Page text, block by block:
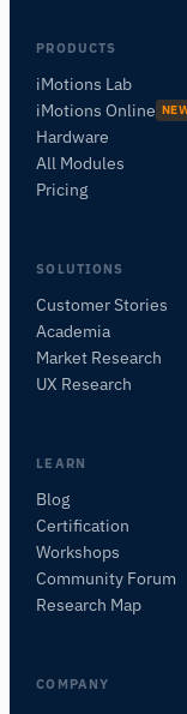
PRODUCTS
iMotions Lab
iMotions Online
Hardware
All Modules
Pricing
SOLUTIONS
Customer Stories
Academia
Market Research
UX Research
LEARN
Blog
Certification
Workshops
Community Forum
Research Map
COMPANY
Posez
POSER UNE QUESTION
Résumer cet article